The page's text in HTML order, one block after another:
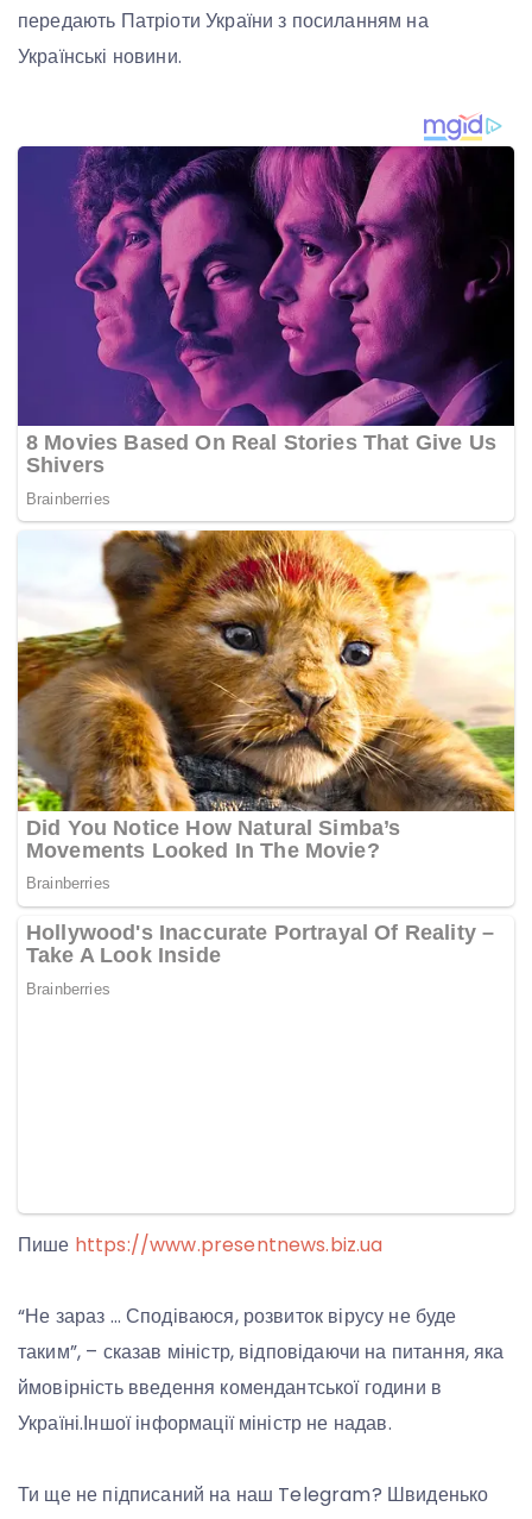
передають Патріоти України з посиланням на
Українські новини.
Пише https://www.presentnews.biz.ua
“Не зараз … Сподіваюся, розвиток вірусу не буде
таким”, – сказав міністр, відповідаючи на питання, яка
ймовірність введення комендантської години в
Україні.Іншої інформації міністр не надав.
Ти ще не підписаний на наш Telegram? Швиденько